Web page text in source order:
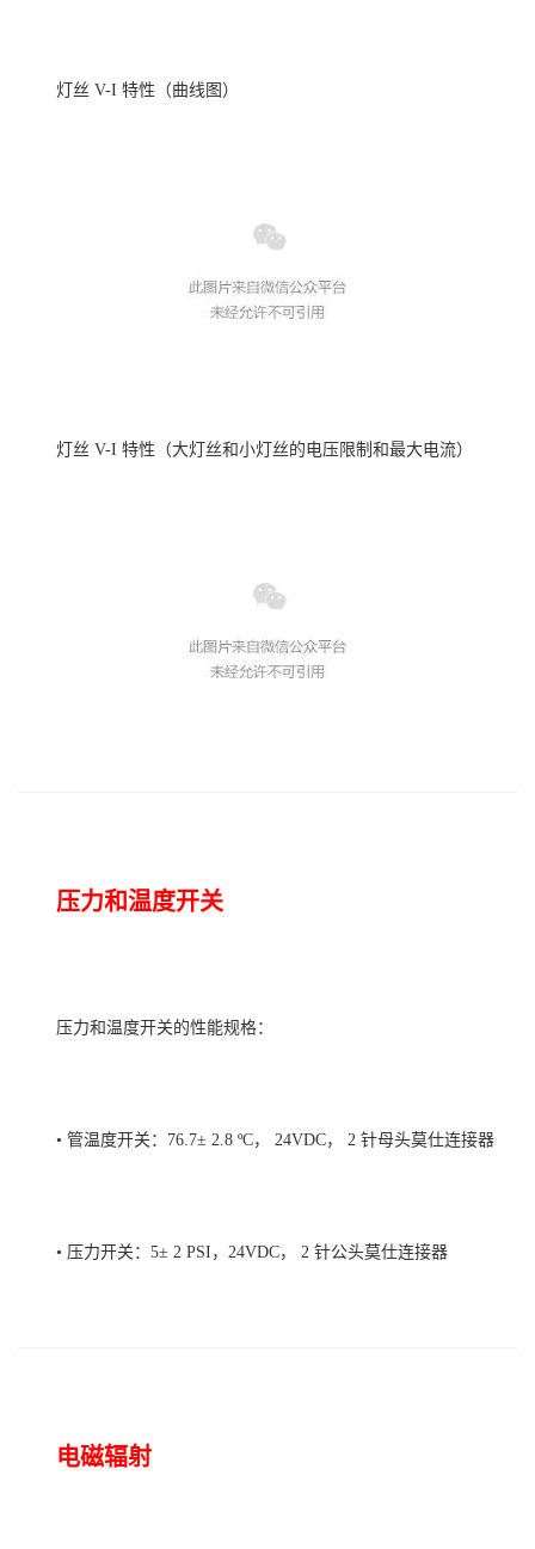
灯丝 V-I 特性 （曲线图 ）
灯丝 V-I 特性 （大灯丝和小灯丝的电压限制和最大电流）
压力和温度开关
压力和温度开关的性能规格：
• 管温度开关：76.7± 2.8 ºC， 24VDC， 2 针母头莫仕连接器
• 压力开关：5± 2 PSI，24VDC， 2 针公头莫仕连接器
电磁辐射